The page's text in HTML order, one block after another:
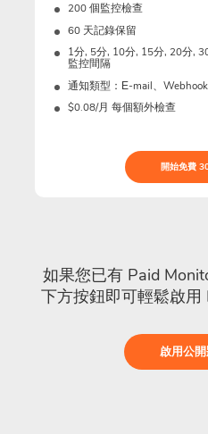
200 個監控檢查
60 天記錄保留
1分, 5分, 10分, 15分, 20分,
監控間隔
通知類型：Е-mail、
$0.08/月 每個額外檢查
開始免費
如果您已有 Paid
下方按鈕即可輕鬆啟用
啟用公